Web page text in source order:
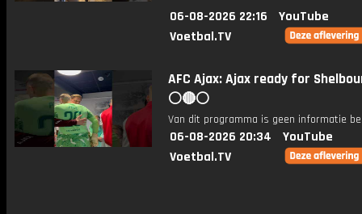
06-08-2026 22:16
YouTube
Voetbal.TV
AFC Ajax: Ajax ready for
⚪️🔴⚪️
Van dit programma is geen informatie
06-08-2026 20:34
YouTube
Voetbal.TV